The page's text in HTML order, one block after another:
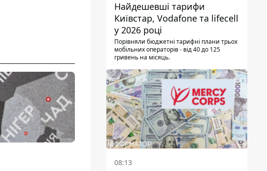
Найдешевші тарифи
Київстар, Vodafone та lifecell
у 2026 році
Порівняли бюджетні тарифні плани трьох
мобільних операторів - від 40 до 125
гривень на місяць.
08:13